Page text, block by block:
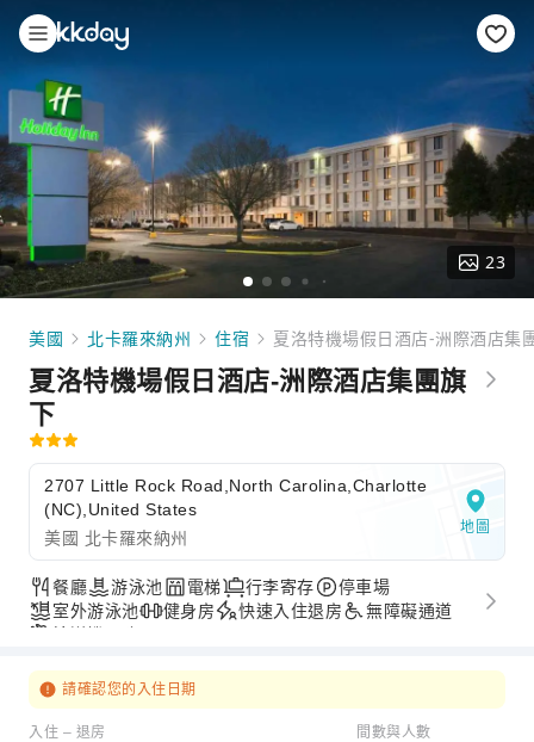
23
美國 北卡羅來納州 住宿 夏洛特機場假日酒店-洲際酒店集
夏洛特機場假日酒店-洲際酒店集團旗
下
2707 Little Rock Road,North Carolina,Charlotte
(NC),United States
美國 北卡羅來納州
地圖
餐廳 游泳池 電梯 行李寄存
停車場
室外游泳池
健身房 快速入住退房
無障礙通道
請確認您的入住日期
入住 – 退房 間數與人數